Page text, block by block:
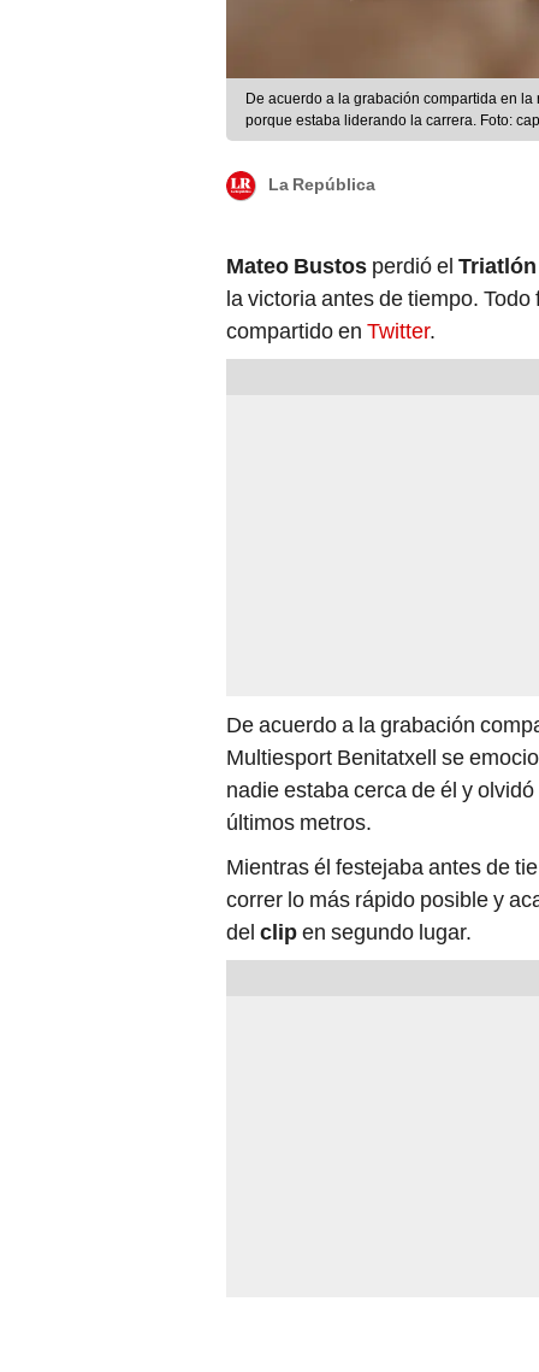
De acuerdo a la grabación compartida en
porque estaba liderando la carrera. Foto:
La República
Mateo Bustos perdió el Triatlón
la victoria antes de tiempo.
compartido en Twitter.
De acuerdo a la grabación
Multiesport Benitatxell se
nadie estaba cerca de él y
últimos metros.
Mientras él festejaba antes de
correr lo más rápido posible y
del clipen segundo lugar.